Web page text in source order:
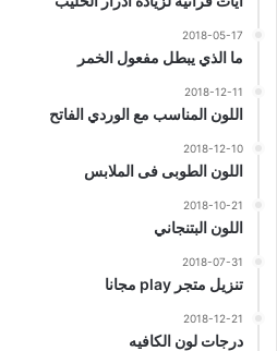
2018-05-17
ما الذي يبطل مفعول الخمر
2018-12-11
اللون المناسب مع الوردي الفاتح
2018-12-10
اللون الطوبى فى الملابس
2018-10-21
اللون البتنجاني
2018-07-31
تنزيل متجر play مجانا
2018-12-21
درجات لون الكافيه